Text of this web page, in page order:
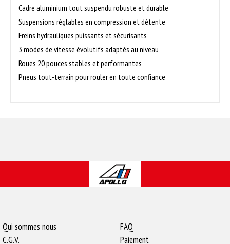
Cadre aluminium tout suspendu robuste et durable
Suspensions réglables en compression et détente
Freins hydrauliques puissants et sécurisants
3 modes de vitesse évolutifs adaptés au niveau
Roues 20 pouces stables et performantes
Pneus tout-terrain pour rouler en toute confiance
Qui sommes nous
C.G.V.
FAQ
Paiement